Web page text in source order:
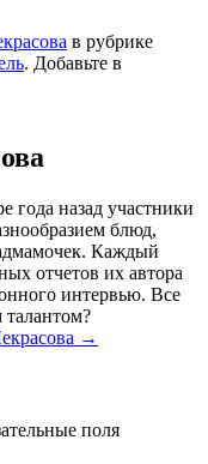
в рубрике
. Добавьте в
года назад участники
блюд,
Каждый
отчетов их автора
интервью. Все
талантом?
→
поля